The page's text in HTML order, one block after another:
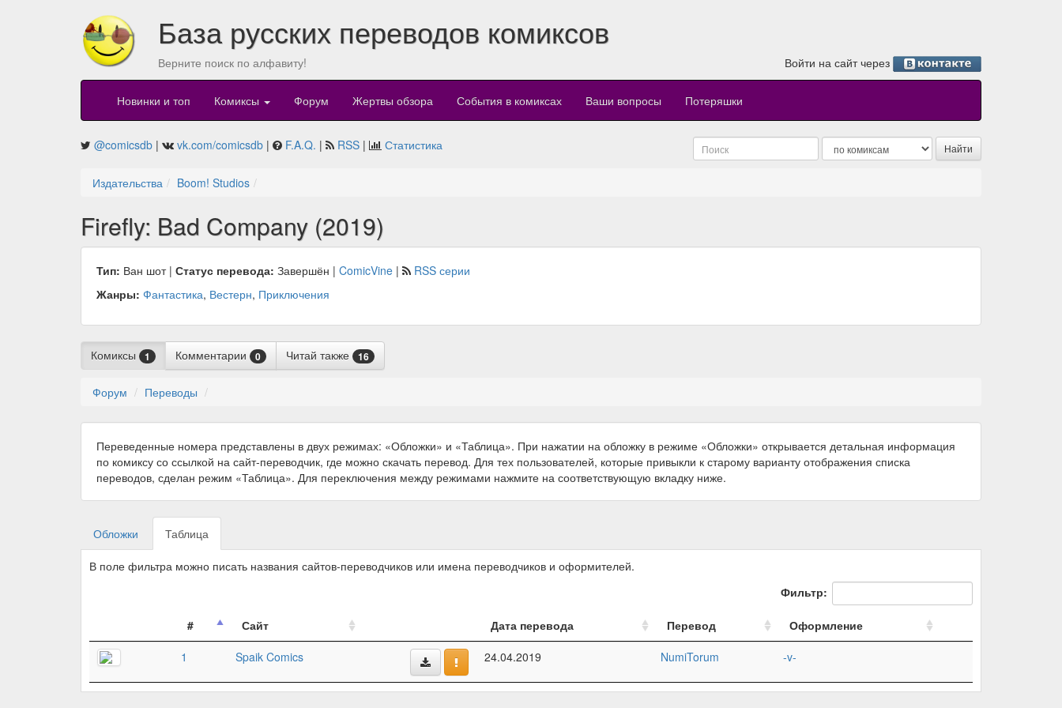
База русских переводов комиксов
Верните поиск по алфавиту! Войти на сайт через
Новинки и топ Комиксы Форум Жертвы обзора События в комиксах Ваши вопросы Потеряшки
@comicsdb | vk.com/comicsdb | F.A.Q. | RSS | Статистика
Издательства Boom! Studios
Firefly: Bad Company (2019)
Тип: Ван шот | Статус перевода: Завершён | ComicVine |
RSS серии
Жанры: Фантастика, Вестерн, Приключения
Комиксы 1 Комментарии 0 Читай также 16
Форум Переводы
Переведенные номера представлены в двух режимах: «Обложки» и «Таблица». При нажатии на обложку в режиме «Обложки» открывается детальная информация
по комиксу со ссылкой на сайт-переводчик, где можно скачать перевод. Для тех пользователей, которые привыкли к старому варианту отображения списка
переводов, сделан режим «Таблица». Для переключения между режимами нажмите на соответствующую вкладку ниже.
Обложки Таблица
В поле фильтра можно писать названия сайтов-переводчиков или имена переводчиков и оформителей.
Фильтр:
# Сайт Дата перевода Перевод
Оформление
1
Spaik Comics 24.04.2019 NumiTorum -v-